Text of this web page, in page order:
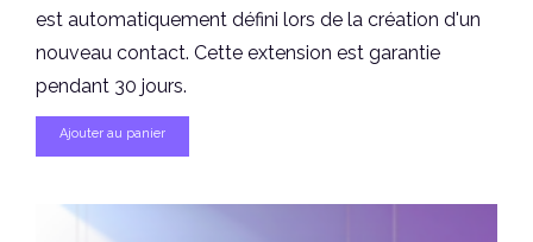
est automatiquement défini lors de la création d'un
nouveau contact. Cette extension est garantie
pendant 30 jours.
Ajouter au panier